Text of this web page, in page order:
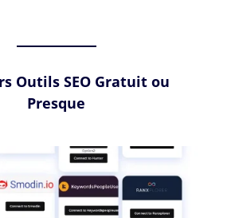
Outils SEO Gratuit ou
Presque